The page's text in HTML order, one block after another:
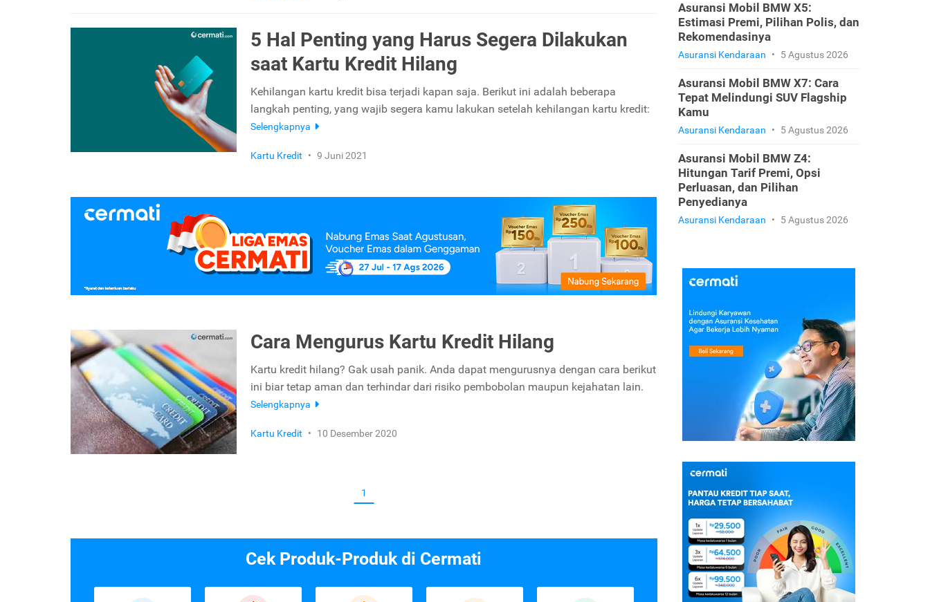
5 Hal Penting yang Harus Segera Dilakukan
saat Kartu Kredit Hilang
Kehilangan kartu kredit bisa terjadi kapan saja. Berikut ini adalah beberapa
langkah penting, yang wajib segera kamu lakukan setelah kehilangan kartu kredit:
Selengkapnya
Kartu Kredit • 9 Juni 2021
Cara Mengurus Kartu Kredit Hilang
Kartu kredit hilang? Gak usah panik. Anda dapat mengurusnya dengan cara berikut
ini biar tetap aman dan terhindar dari risiko pembobolan maupun kejahatan lain.
Selengkapnya
Kartu Kredit • 10 Desember 2020
1
Cek Produk-Produk di Cermati
Asuransi Mobil BMW X5:
Estimasi Premi, Pilihan Polis, dan
Rekomendasinya
Asuransi Kendaraan • 5 Agustus 2026
Asuransi Mobil BMW X7: Cara
Tepat Melindungi SUV Flagship
Kamu
Asuransi Kendaraan • 5 Agustus 2026
Asuransi Mobil BMW Z4:
Hitungan Tarif Premi, Opsi
Perluasan, dan Pilihan
Penyedianya
Asuransi Kendaraan • 5 Agustus 2026